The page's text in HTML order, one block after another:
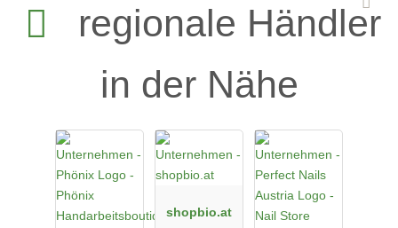
regionale Händler
in der Nähe
shopbio.at